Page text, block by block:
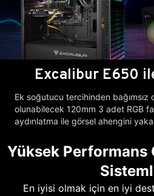
Excalibur E650
Ek soğutucu tercihinden
olunabilecek 120mm 3 adet RGB
aydınlatma ile görsel ahengini
Yüksek Performans
En iyisi olmak için en iyi